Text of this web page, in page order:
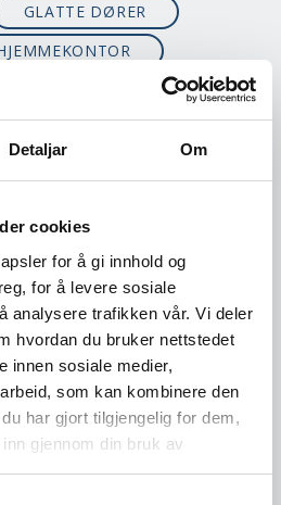
Detaljar Om
cookies
for å gi innhold og
for å levere sosiale
analysere trafikken vår. Vi deler
hvordan du bruker nettstedet
innen sosiale medier,
som kan kombinere den
har gjort tilgjengelig for dem,
gjennom din bruk av
GLATTE DØRER
KLASSISKE YTTERDØRER
LYDISOLERING
MÅLE
MASSIVE DØRER